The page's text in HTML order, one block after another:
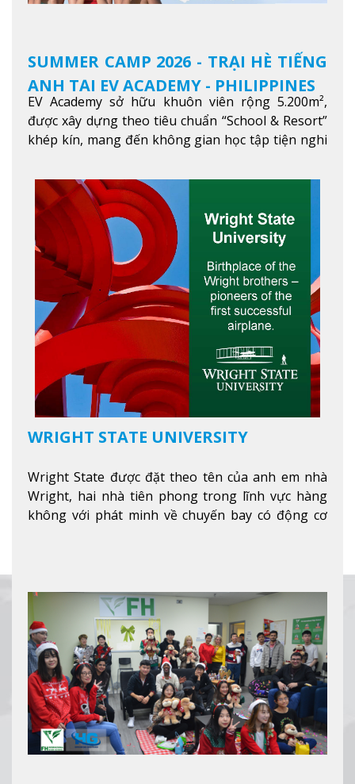
SUMMER CAMP 2026 - TRẠI HÈ TIẾNG
ANH TẠI EV ACADEMY - PHILIPPINES
EV Academy sở hữu khuôn viên rộng 5.200m²,
được xây dựng theo tiêu chuẩn “School & Resort”
khép kín, mang đến không gian học tập tiện nghi
ích hiện đạXem thêm
WRIGHT STATE UNIVERSITY
Wright State được đặt theo tên của anh em nhà
Wright, hai nhà tiên phong trong lĩnh vực hàng
không với phát minh về chuyến bay có động cơ